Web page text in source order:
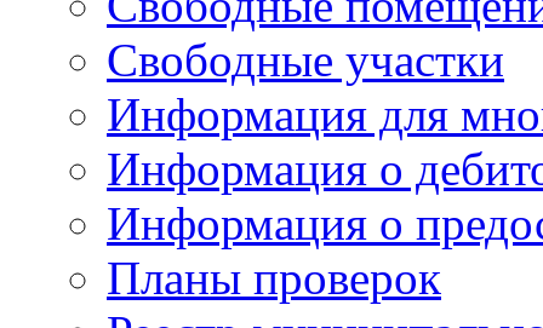
Свободные участки
Информация для
Информация о
Информация о
Планы проверок